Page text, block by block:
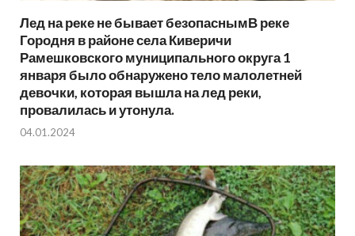
Лед на реке не бывает безопаснымВ реке
Городня в районе села Киверичи
Рамешковского муниципального округа 1
января было обнаружено тело малолетней
девочки, которая вышла на лед реки,
провалилась и утонула.
04.01.2024